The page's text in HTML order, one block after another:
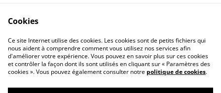
Contactez-nous
Conditions
Politique de
confidentialité
Politique de cookies
Cookies
Ce site Internet utilise des cookies. Les cookies sont de petits fichiers qui
nous aident à comprendre comment vous utilisez nos services afin
d'améliorer votre expérience. Vous pouvez en savoir plus sur ces cookies
et contrôler la façon dont ils sont utilisés en cliquant sur « Paramètres des
cookies ». Vous pouvez également consulter notre politique de cookies.